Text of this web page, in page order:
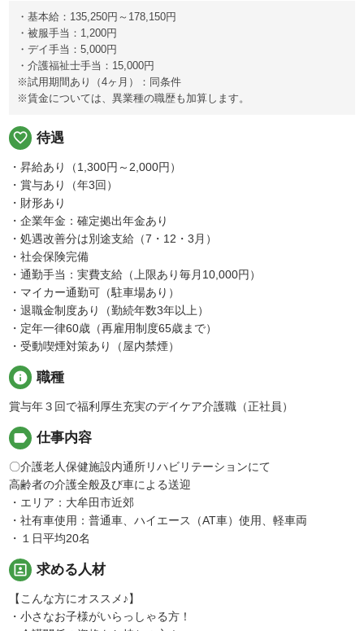
・基本給：135,250円～178,150円
・被服手当：1,200円
・デイ手当：5,000円
・介護福祉士手当：15,000円
※試用期間あり（4ヶ月）：同条件
※賃金については、異業種の職歴も加算します。
favorite_border 待遇
・昇給あり（1,300円～2,000円）
・賞与あり（年3回）
・財形あり
・企業年金：確定拠出年金あり
・処遇改善分は別途支給（7・12・3月）
・社会保険完備
・通勤手当：実費支給（上限あり毎月10,000円）
・マイカー通勤可（駐車場あり）
・退職金制度あり（勤続年数3年以上）
・定年一律60歳（再雇用制度65歳まで）
・受動喫煙対策あり（屋内禁煙）
info 職種
賞与年３回で福利厚生充実のデイケア介護職（正社員）
label 仕事内容
〇介護老人保健施設内通所リハビリテーションにて
高齢者の介護全般及び車による送迎
・エリア：大牟田市近郊
・社有車使用：普通車、ハイエース（AT車）使用、軽車両
・１日平均20名
portrait 求める人材
【こんな方にオススメ♪】
・小さなお子様がいらっしゃる方！